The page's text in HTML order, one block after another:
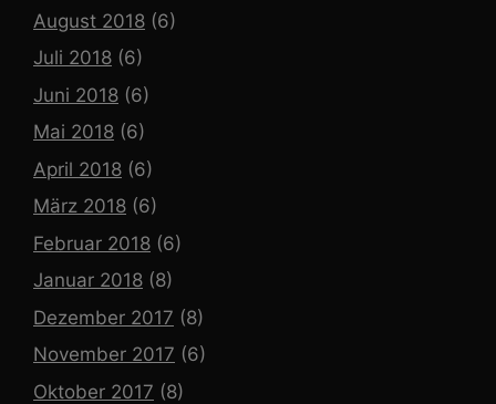
August 2018 (6)
Juli 2018 (6)
Juni 2018 (6)
Mai 2018 (6)
April 2018 (6)
März 2018 (6)
Februar 2018 (6)
Januar 2018 (8)
Dezember 2017 (8)
November 2017 (6)
Oktober 2017 (8)